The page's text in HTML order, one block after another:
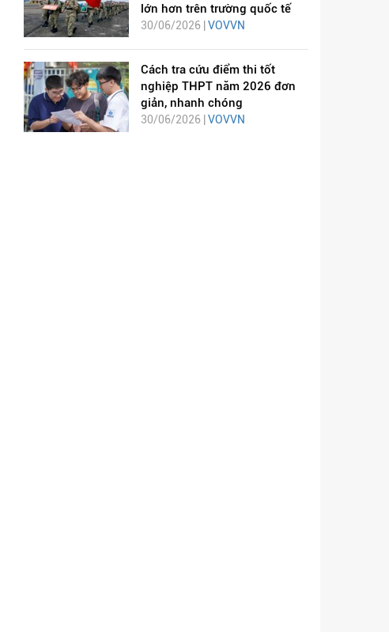
lớn hơn trên trường quốc tế
30/06/2026 | VOVVN
Cách tra cứu điểm thi tốt
nghiệp THPT năm 2026 đơn
giản, nhanh chóng
30/06/2026 | VOVVN